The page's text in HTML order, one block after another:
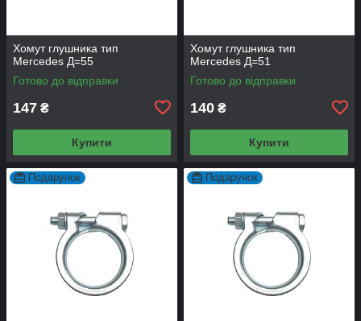
Хомут глушника тип
Mercedes Д=55
Готово до відправки
147 ₴
Купити
Хомут глушника тип
Mercedes Д=51
Готово до відправки
140 ₴
Купити
Подарунок Подарунок